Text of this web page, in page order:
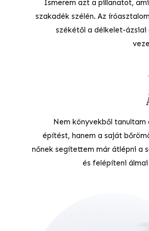
Ismerem azt a pillanatot,
szakadék szélén. Az
székétől a délkelet-ázsiai
Nem könyvekből tanultam
építést, hanem a saját
nőnek segítettem már átlépni a
és felépíteni